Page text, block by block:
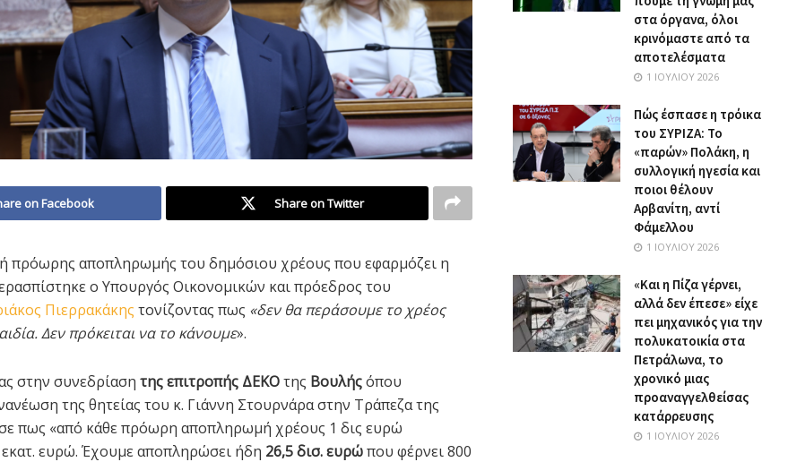
on Facebook Share on Twitter
πρόωρης αποπληρωμής του δημόσιου χρέους που εφαρμόζει η
ο Υπουργός Οικονομικών και πρόεδρος του
Πιερρακάκης τονίζοντας πως «δεν θα περάσουμε το χρέος
Δεν πρόκειται να το κάνουμε».
στην συνεδρίαση της επιτροπής ΔΕΚΟτης Βουλήςόπου
της θητείας του κ. Γιάννη Στουρνάρα στην Τράπεζα της
πως «από κάθε πρόωρη αποπληρωμή χρέους 1 δις ευρώ
εκατ. ευρώ. Έχουμε αποπληρώσει ήδη 26,5 δισ. ευρώπου φέρνει 800
στα όργανα, όλοι
κρινόμαστε από τα
αποτελέσματα
1 ΙΟΥΛΊΟΥ 2026
Πώς έσπασε η τρόικα
του ΣΥΡΙΖΑ: Το
«παρών» Πολάκη, η
συλλογική ηγεσία και
ποιοι θέλουν
Αρβανίτη, αντί
Φάμελλου
1 ΙΟΥΛΊΟΥ 2026
«Και η Πίζα γέρνει,
αλλά δεν έπεσε» είχε
πει μηχανικός για την
πολυκατοικία στα
Πετράλωνα, το
χρονικό μιας
προαναγγελθείσας
κατάρρευσης
1 ΙΟΥΛΊΟΥ 2026